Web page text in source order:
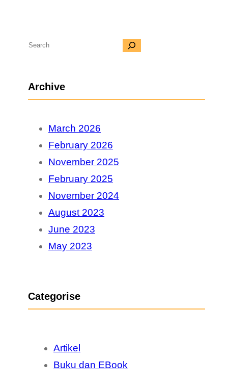
S
Archive
March 2026
February 2026
November 2025
February 2025
November 2024
August 2023
June 2023
May 2023
Categorise
Artikel
Buku dan EBook